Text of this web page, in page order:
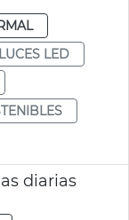
LUCES LED
diarias